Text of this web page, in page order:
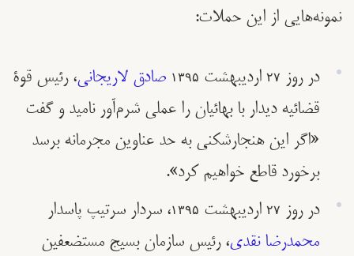
نمونه‌هایی از این حملات:
در روز ۲۷ اردیبهشت ۱۳۹۵ صادق لاریجانی، رئیس قوۀ
قضائیه دیدار با بهائیان را عملی شرم‌آور نامید و گفت
«اگر این هنجارشکنی به حد عناوین مجرمانه برسد
برخورد قاطع خواهیم کرد».
در روز ۲۷ اردیبهشت ۱۳۹۵، سردار سرتیپ پاسدار
محمدرضا نقدی، رئیس سازمان بسیج مستضعفین